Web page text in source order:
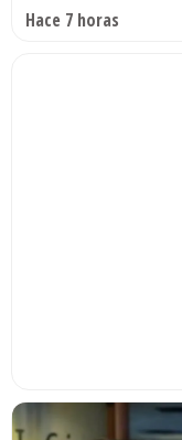
Hace 7 horas